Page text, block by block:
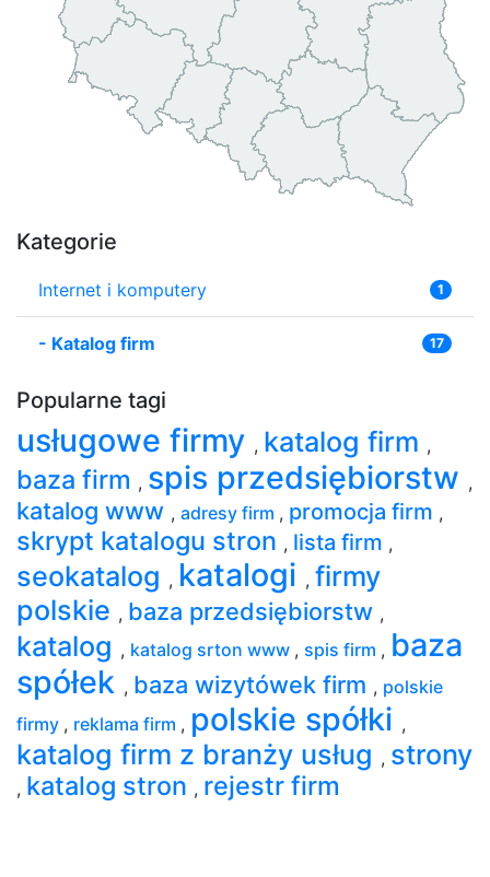
Kategorie
Internet i komputery 1
- Katalog firm 17
Popularne tagi
usługowe firmy , katalog firm ,
baza firm , spis przedsiębiorstw ,
katalog www , adresy firm , promocja firm ,
skrypt katalogu stron , lista firm ,
seokatalog , katalogi , firmy
polskie , baza przedsiębiorstw ,
katalog , katalog srton www , spis firm , baza
spółek , baza wizytówek firm , polskie
firmy , reklama firm , polskie spółki ,
katalog firm z branży usług , strony
, katalog stron , rejestr firm